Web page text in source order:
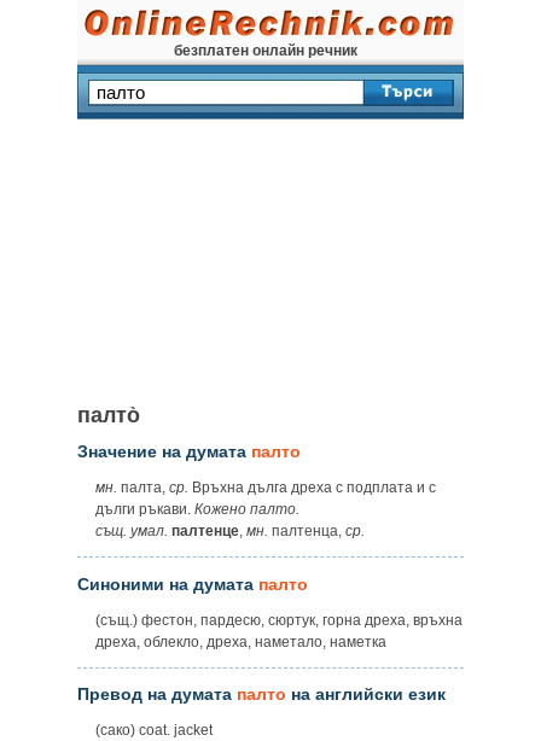
безплатен онлайн речник
палто̀
Значение на думата палто
мн. палта, ср. Връхна дълга дреха с подплата и с
дълги ръкави. Кожено палто.
същ. умал. палтенце, мн. палтенца, ср.
Синоними на думата палто
(същ.) фестон, пардесю, сюртук, горна дреха, връхна
дреха, облекло, дреха, наметало, наметка
Превод на думата палто на английски език
(сако) coat. jacket